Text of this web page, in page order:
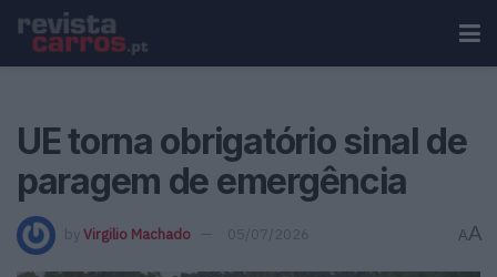
UE torna obrigatório sinal de
paragem de emergência
by Virgilio Machado 05/07/2026 AA